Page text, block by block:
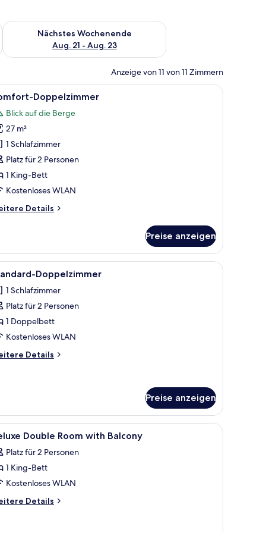
Aug. 14 - Aug. 16.
Nächstes Wochenende
Aug. 21 - Aug. 23
Überprüfe die Verfügbarkeit für nächstes Wochenende, Aug.
Anzeige von 11 von 11 Zimmern
einem Nachttisch, einer Wandleuchte und einem Fenster, an
Ein modernes Badezimmer mit einer
11 Doppelzimmer
Blick auf die Berge
27 m²
1 Schlafzimmer
Platz für 2 Personen
1 King-Bett
Kostenloses WLAN
Details
Preise anzeigen
einem Holzkopfende, einem Bild an der Wand und Blick auf Gebäude
Ein Hotelzimmer mit einem großen Bett,
10 Doppelzimmer
1 Schlafzimmer
Platz für 2 Personen
1 Doppelbett
Kostenloses WLAN
Details
Preise anzeigen
Bett, einem privaten Balkon mit Pool und Blick auf die
Zimmersafe, Schreibtisch, laptopgeeigneter
8 Double Room with Balcony
Platz für 2 Personen
1 King-Bett
Kostenloses WLAN
Details